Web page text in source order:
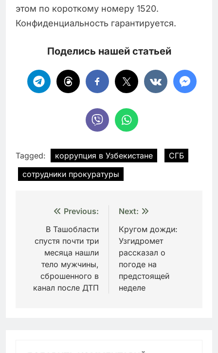
этом по короткому номеру 1520.
Конфиденциальность гарантируется.
Поделись нашей статьей
Tagged: коррупция в Узбекистане
СГБ
сотрудники прокуратуры
Навигация
записям
Previous:
В Ташобласти
спустя почти три
месяца нашли
тело мужчины,
сброшенного в
канал после ДТП
Next:
Кругом дожди:
Узгидромет
рассказал о
погоде на
предстоящей
неделе